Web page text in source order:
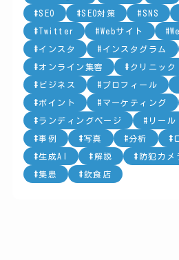
SEO SEO対策 SNS
Twitter Webサイト
インスタ インスタグラム
オンライン集客 クリニック
ビジネス プロフィール
ポイント マーケティング
ランディングページ リール
事例 写真 分析
生成AI 解説 防犯カメ
集患 飲食店